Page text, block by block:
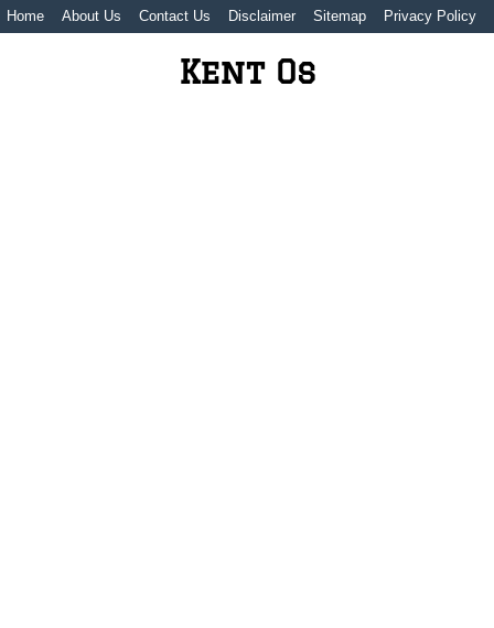
Home About Us Contact Us Disclaimer Sitemap Privacy Policy
Kent Os